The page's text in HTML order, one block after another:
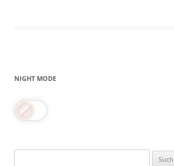
NIGHT MODE